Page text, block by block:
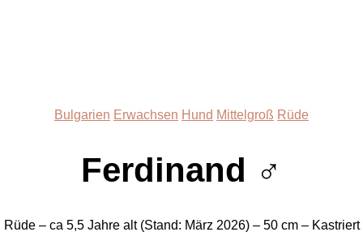
Kategorien
Bulgarien Erwachsen Hund Mittelgroß Rüde
Ferdinand ♂
Rüde – ca 5,5 Jahre alt (Stand: März 2026) – 50 cm – Kastriert